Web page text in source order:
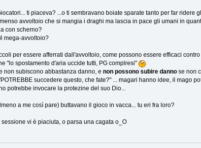
ti piaceva? ...o ti sembravano boiate sparate tanto per far ridere
avvoltoio che si mangia i draghi ma lascia in pace gli umani in
con scherno?
mega-avvoltoio?
per essere afferrati dall'avvoltoio, come possono essere efficaci
"lo spostamento d'aria uccide tutti, PG complresi"
non subiscono abbastanza danno, e non possono subire dannose non
succedere questo, che fate?" ... magari hanno idee, il mago
potrebbe invocare la protezine del suo Dio...
a me così pare) buttavano il gioco in vacca... tu eri fra loro?
vi è piaciuta, o parsa una cagata o_O